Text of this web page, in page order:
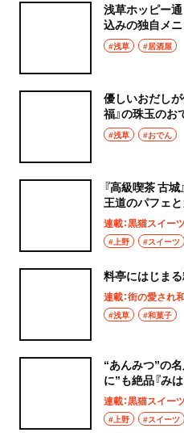
浅草ホッピー通
込みの独自メ
わりがキラリ。
#浅草 #居酒屋
優しいおだしが
福』の珠玉のお
#浅草 #おでん
『高級喫茶 古
王道のパフェ
ツ散歩 上野編
連載：黒猫スイー
#上野 #スイーツ
料亭にはじまる
連載：街の愛され
#浅草 #和菓子
“あんみつ”の
に”も絶品『み
歩 上野編③～
連載：黒猫スイー
#上野 #スイーツ